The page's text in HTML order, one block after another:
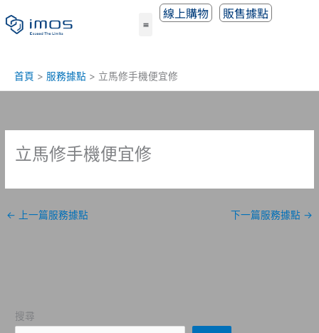
至
線上購物 販售據點
首頁 服務據點 立馬修手機便宜修
立馬修手機便宜修
← 上一篇服務據點 下一篇服務據點 →
搜尋